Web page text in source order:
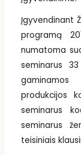
Įgyvendinant
programą
numatoma
seminarus
produkcijos
seminarus
seminarus
teisiniais